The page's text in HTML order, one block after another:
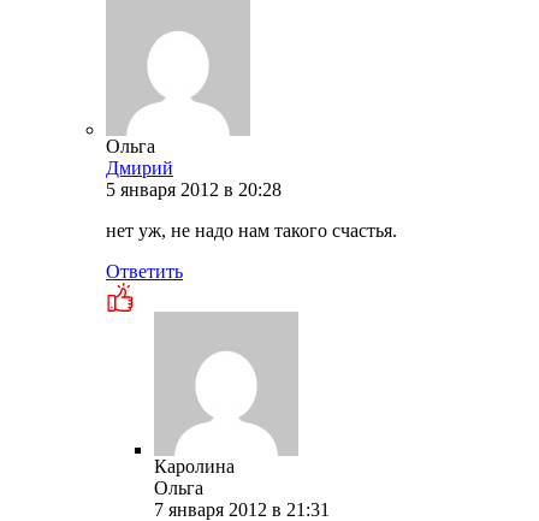
Ольга
Дмирий
5 января 2012 в 20:28
нет уж, не надо нам такого счастья.
Ответить
Каролина
Ольга
7 января 2012 в 21:31